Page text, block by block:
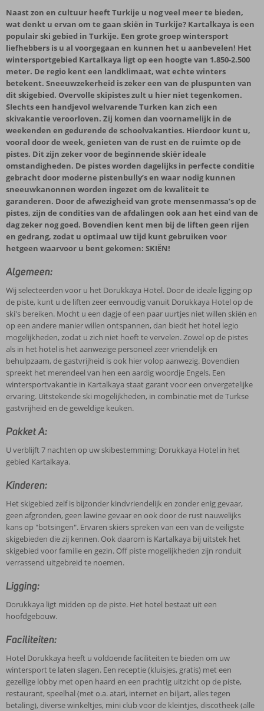
Naast zon en cultuur heeft Turkije u nog veel meer te bieden,
wat denkt u ervan om te gaan skiën in Turkije? Kartalkaya is een
populair ski gebied in Turkije. Een grote groep wintersport
liefhebbers is u al voorgegaan en kunnen het u aanbevelen! Het
wintersportgebied Kartalkaya ligt op een hoogte van 1.850-2.500
meter. De regio kent een landklimaat, wat echte winters
betekent. Sneeuwzekerheid is zeker een van de pluspunten van
dit skigebied. Overvolle skipistes zult u hier niet tegenkomen.
Slechts een handjevol welvarende Turken kan zich een
skivakantie veroorloven. Zij komen dan voornamelijk in de
weekenden en gedurende de schoolvakanties. Hierdoor kunt u,
vooral door de week, genieten van de rust en de ruimte op de
pistes. Dit zijn zeker voor de beginnende skiër ideale
omstandigheden. De pistes worden dagelijks in perfecte conditie
gebracht door moderne pistenbully’s en waar nodig kunnen
sneeuwkanonnen worden ingezet om de kwaliteit te
garanderen. Door de afwezigheid van grote mensenmassa’s op de
pistes, zijn de condities van de afdalingen ook aan het eind van de
dag zeker nog goed. Bovendien kent men bij de liften geen rijen
en gedrang, zodat u optimaal uw tijd kunt gebruiken voor
hetgeen waarvoor u bent gekomen: SKIËN!
Algemeen:
Wij selecteerden voor u het Dorukkaya Hotel. Door de ideale ligging op
de piste, kunt u de liften zeer eenvoudig vanuit Dorukkaya Hotel op de
ski's bereiken. Mocht u een dagje of een paar uurtjes niet willen skiën en
op een andere manier willen ontspannen, dan biedt het hotel legio
mogelijkheden, zodat u zich niet hoeft te vervelen. Zowel op de pistes
als in het hotel is het aanwezige personeel zeer vriendelijk en
behulpzaam, de gastvrijheid is ook hier volop aanwezig. Bovendien
spreekt het merendeel van hen een aardig woordje Engels. Een
wintersportvakantie in Kartalkaya staat garant voor een onvergetelijke
ervaring. Uitstekende ski mogelijkheden, in combinatie met de Turkse
gastvrijheid en de geweldige keuken.
Pakket A:
U verblijft 7 nachten op uw skibestemming; Dorukkaya Hotel in het
gebied Kartalkaya.
Kinderen:
Het skigebied zelf is bijzonder kindvriendelijk en zonder enig gevaar,
geen afgronden, geen lawine gevaar en ook door de rust nauwelijks
kans op "botsingen". Ervaren skiërs spreken van een van de veiligste
skigebieden die zij kennen. Ook daarom is Kartalkaya bij uitstek het
skigebied voor familie en gezin. Off piste mogelijkheden zijn ronduit
verrassend uitgebreid te noemen.
Ligging:
Dorukkaya ligt midden op de piste. Het hotel bestaat uit een
hoofdgebouw.
Faciliteiten:
Hotel Dorukkaya heeft u voldoende faciliteiten te bieden om uw
wintersport te laten slagen. Een receptie (kluisjes, gratis) met een
gezellige lobby met open haard en een prachtig uitzicht op de piste,
restaurant, speelhal (met o.a. atari, internet en biljart, alles tegen
betaling), diverse winkeltjes, mini club voor de kleintjes, discotheek (alle